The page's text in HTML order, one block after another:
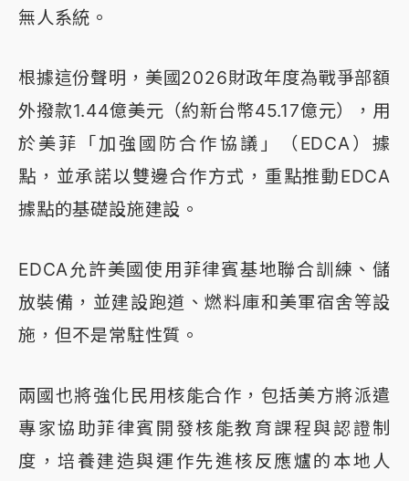
無人系統。
根據這份聲明，美國2026財政年度為戰爭部額
外撥款1.44億美元（約新台幣45.17億元），用
於美菲「加強國防合作協議」（EDCA）據
點，並承諾以雙邊合作方式，重點推動EDCA
據點的基礎設施建設。
EDCA允許美國使用菲律賓基地聯合訓練、儲
放裝備，並建設跑道、燃料庫和美軍宿舍等設
施，但不是常駐性質。
兩國也將強化民用核能合作，包括美方將派遣
專家協助菲律賓開發核能教育課程與認證制
度，培養建造與運作先進核反應爐的本地人